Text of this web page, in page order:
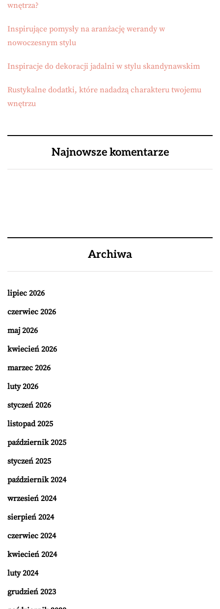
wnętrza?
Inspirujące pomysły na aranżację werandy w
nowoczesnym stylu
Inspiracje do dekoracji jadalni w stylu skandynawskim
Rustykalne dodatki, które nadadzą charakteru twojemu
wnętrzu
Najnowsze komentarze
Archiwa
lipiec 2026
czerwiec 2026
maj 2026
kwiecień 2026
marzec 2026
luty 2026
styczeń 2026
listopad 2025
październik 2025
styczeń 2025
październik 2024
wrzesień 2024
sierpień 2024
czerwiec 2024
kwiecień 2024
luty 2024
grudzień 2023